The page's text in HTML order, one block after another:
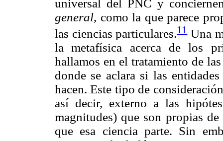
universal del PNC y
general, como la que parece
las ciencias particulares.11 Una
la metafísica acerca de los
hallamos en el tratamiento de
donde se aclara si las
hacen. Este tipo de
así decir, externo a las
magnitudes) que son propias
que esa ciencia parte. Sin